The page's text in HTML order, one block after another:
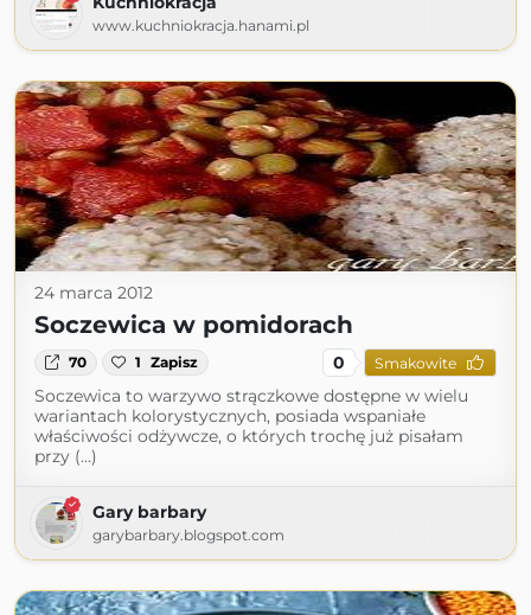
www.kuchniokracja.hanami.pl
24 marca 2012
Soczewica w pomidorach
70 1 Zapisz 0 Smakowite
Soczewica to warzywo strączkowe dostępne w wielu
wariantach kolorystycznych, posiada wspaniałe
właściwości odżywcze, o których trochę już pisałam
przy (...)
Gary barbary
garybarbary.blogspot.com